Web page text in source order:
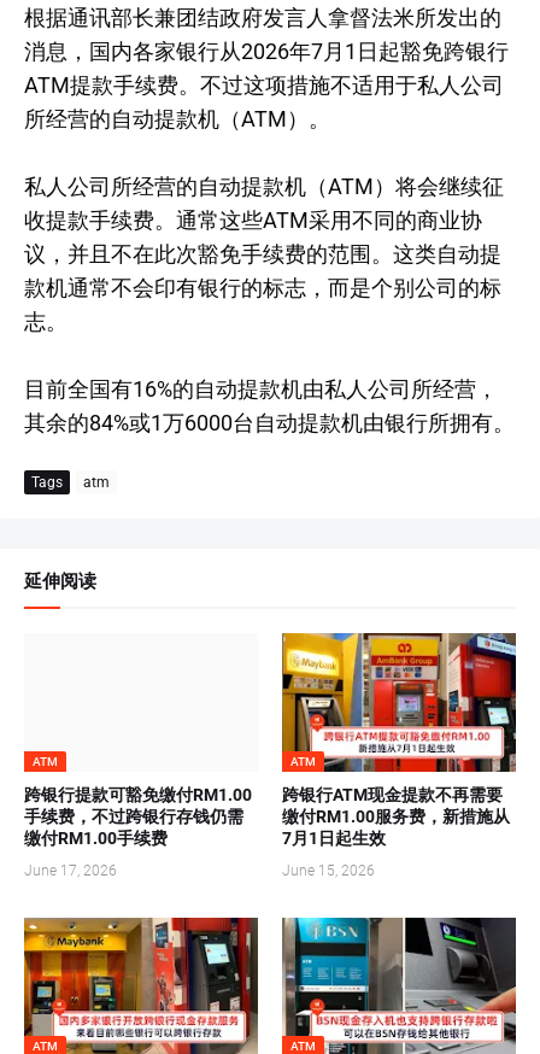
根据通讯部长兼团结政府发言人拿督法米所发出的
消息，国内各家银行从2026年7月1日起豁免跨银行
ATM提款手续费。不过这项措施不适用于私人公司
所经营的自动提款机（ATM）。
私人公司所经营的自动提款机（ATM）将会继续征
收提款手续费。通常这些ATM采用不同的商业协
议，并且不在此次豁免手续费的范围。这类自动提
款机通常不会印有银行的标志，而是个别公司的标
志。
目前全国有16%的自动提款机由私人公司所经营，
其余的84%或1万6000台自动提款机由银行所拥有。
Tags atm
延伸阅读
ATM
跨银行提款可豁免缴付RM1.00
手续费，不过跨银行存钱仍需
缴付RM1.00手续费
June 17, 2026
ATM
跨银行ATM现金提款不再需要
缴付RM1.00服务费，新措施从
7月1日起生效
June 15, 2026
ATM ATM